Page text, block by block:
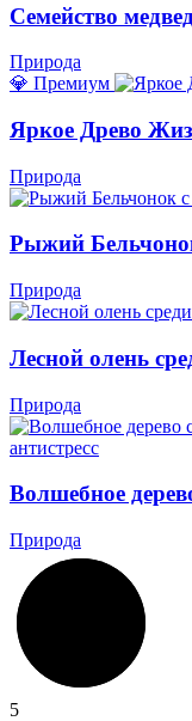
Семейство
Природа
💎 Премиум
Яркое Древо
Природа
Рыжий
Природа
Лесной олень
Природа
Волшебное
Природа
5